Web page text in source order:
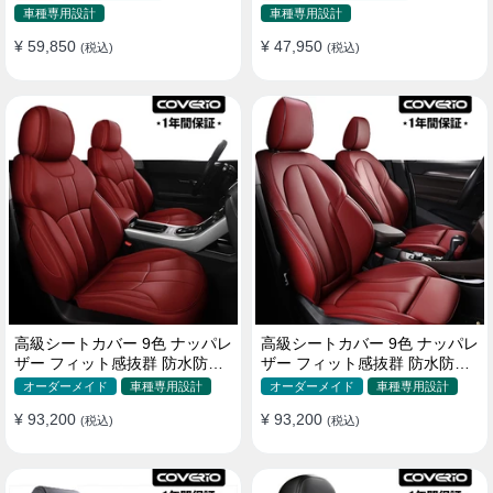
車種専用設計
¥ 59,850 (税込)
車種専用設計
¥ 47,950 (税込)
高級シートカバー 9色 ナッパレ
ザー フィット感抜群 防水防汚
オーダーメイド 全席セット
オーダーメイド 車種専用設計
¥ 93,200 (税込)
高級シートカバー 9色 ナッパレ
ザー フィット感抜群 防水防汚
オーダーメイド 全席セット
オーダーメイド 車種専用設計
¥ 93,200 (税込)